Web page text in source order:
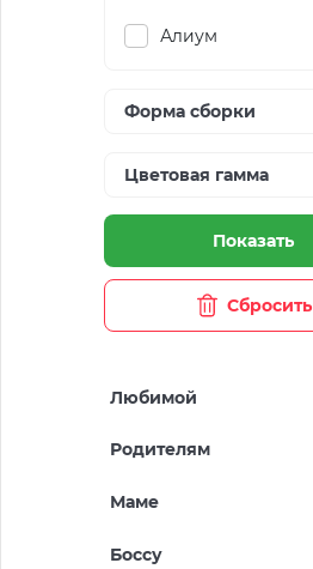
Алиум
Форма сборки
Цветовая гамма
Показать
Сбросить
Любимой
Родителям
Маме
Боссу